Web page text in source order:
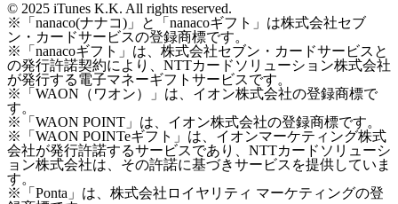
© 2025 iTunes K.K. All rights reserved.
※「nanaco(ナナコ)」と「nanacoギフト」は株式会社セブ
ン・カードサービスの登録商標です。
※「nanacoギフト」は、株式会社セブン・カードサービスと
の発行許諾契約により、NTTカードソリューション株式会社
が発行する電子マネーギフトサービスです。
※「WAON（ワオン）」は、イオン株式会社の登録商標で
す。
※「WAON POINT」は、イオン株式会社の登録商標です。
※「WAON POINTeギフト」は、イオンマーケティング株式
会社が発行許諾するサービスであり、NTTカードソリューシ
ョン株式会社は、その許諾に基づきサービスを提供していま
す。
※「Ponta」は、株式会社ロイヤリティ マーケティングの登